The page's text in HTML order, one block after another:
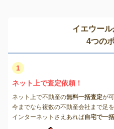
イエウー
4つの
1
ネット上で査定依頼！
ネット上で不動産の無料一括査定が
今までなら複数の不動産会社まで足
インターネットさえあれば自宅で一